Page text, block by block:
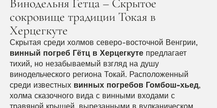
Винодельня Гетца – Скрытое
сокровище традиции Токая в
Херцегкуте
винный погреб Гётц в Херцегкуте предлагает
тихий, но незабываемый взгляд на душу
винодельческого региона Токай. Расположенный
среди известных винных погребов Гомбош-хьед,
холма сказочного вида с винными входами с